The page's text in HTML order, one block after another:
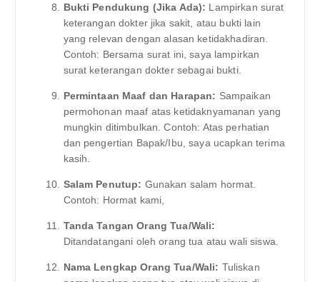
Bukti Pendukung (Jika Ada): Lampirkan surat
keterangan dokter jika sakit, atau bukti lain
yang relevan dengan alasan ketidakhadiran.
Contoh: Bersama surat ini, saya lampirkan
surat keterangan dokter sebagai bukti.
Permintaan Maaf dan Harapan: Sampaikan
permohonan maaf atas ketidaknyamanan yang
mungkin ditimbulkan. Contoh: Atas perhatian
dan pengertian Bapak/Ibu, saya ucapkan terima
kasih.
Salam Penutup: Gunakan salam hormat.
Contoh: Hormat kami,
Tanda Tangan Orang Tua/Wali:
Ditandatangani oleh orang tua atau wali siswa.
Nama Lengkap Orang Tua/Wali: Tuliskan